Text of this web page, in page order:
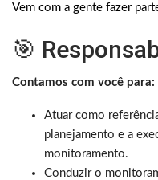
Vem com a gente fazer
🎯
Contamos com você para:
Atuar como
planejamento e a
monitoramento.
Conduzir o